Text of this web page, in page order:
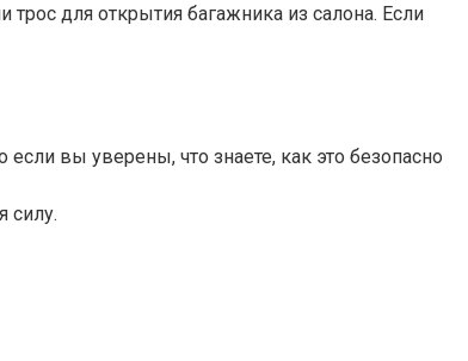
для открытия багажника из салона. Если
вы уверены, что знаете, как это безопасно
силу.